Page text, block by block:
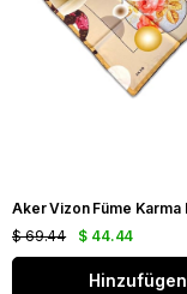
$ 44.44
$ 69.44
Hinzufügen